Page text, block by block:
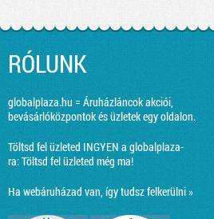
RÓLUNK
globalplaza.hu = Áruházláncok akciói,
bevásárlóközpontok és üzletek egy oldalon.
Töltsd fel üzleted INGYEN a globalplaza-
ra:Töltsd fel üzleted még ma!
Ha webáruházad van, így tudsz felkerülni »